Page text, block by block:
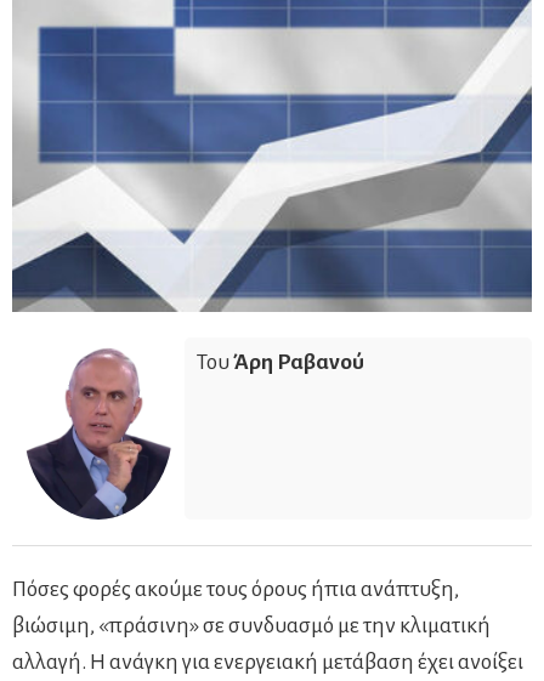
ΤουΆρη Ραβανού
Πόσες φορές ακούμε τους όρους ήπια ανάπτυξη,
βιώσιμη, «πράσινη» σε συνδυασμό με την κλιματική
αλλαγή. Η ανάγκη για ενεργειακή μετάβαση έχει ανοίξει